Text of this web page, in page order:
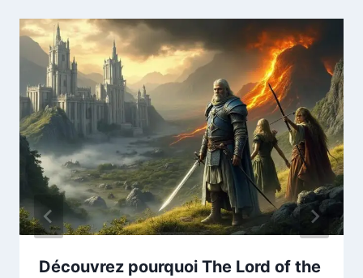
Découvrez pourquoi The Lord of the